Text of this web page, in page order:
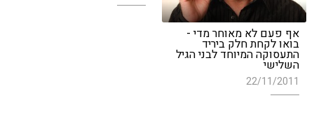
אף פעם לא מאוחר מדי -
בואו לקחת חלק ביריד
התעסוקה המיוחד לבני הגיל
השלישי
22/11/2011